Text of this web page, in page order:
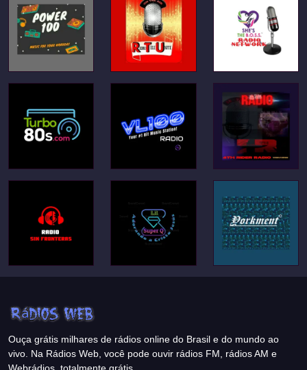
Ouça grátis milhares de rádios online do Brasil e do mundo ao
vivo. Na Rádios Web, você pode ouvir rádios FM, rádios AM e